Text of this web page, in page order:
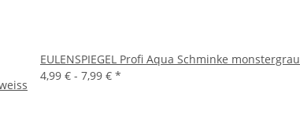
EULENSPIEGEL Profi Aqua Schminke monstergrau
4,99 € - 7,99 € *